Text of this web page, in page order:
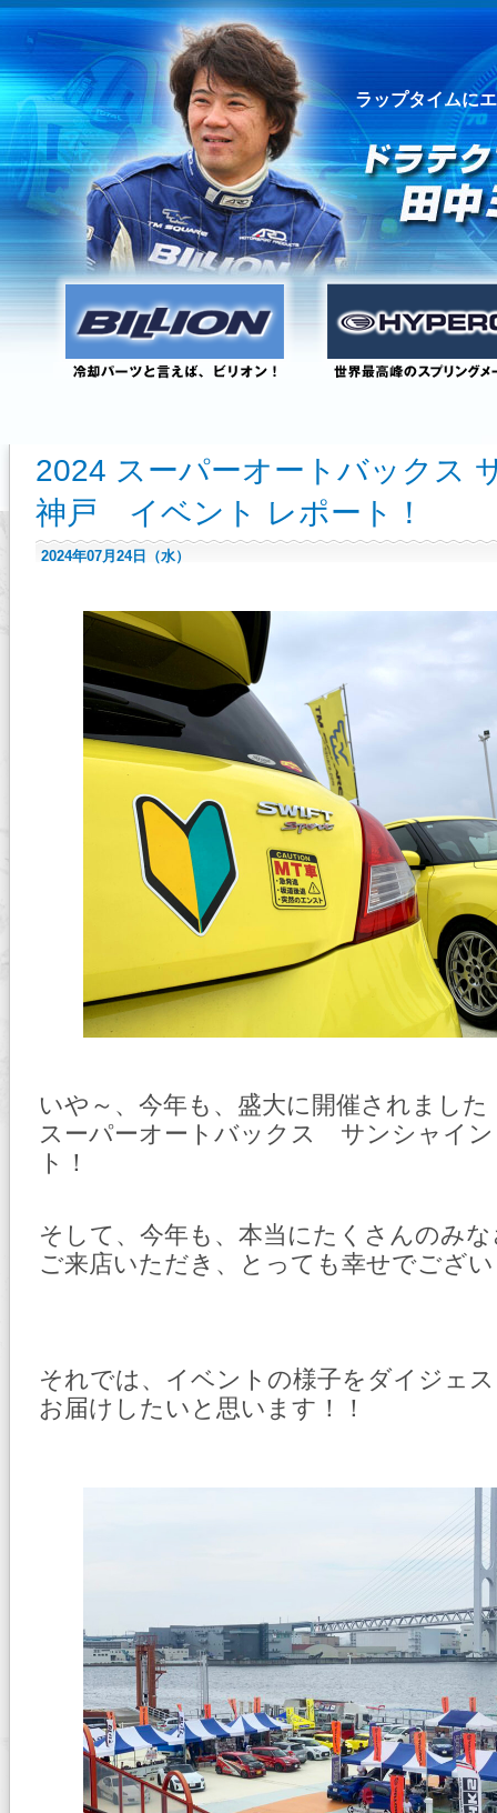
ラップタイムに
2024 スーパーオートバックス
神戸 イベント レポート！
2024年07月24日（水）
いや～、今年も、盛大に開催されました
スーパーオートバックス サンシャイ
ト！
そして、今年も、本当にたくさんのみ
ご来店いただき、とっても幸せでござ
それでは、イベントの様子をダイジェ
お届けしたいと思います！！